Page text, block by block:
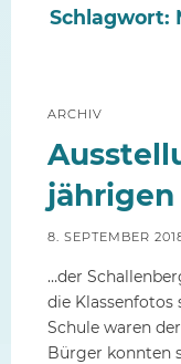
Schlagwort:
ARCHIV
8. SEPTEMBER
…der
die Klassenfotos
Schule waren
Bürger konnten